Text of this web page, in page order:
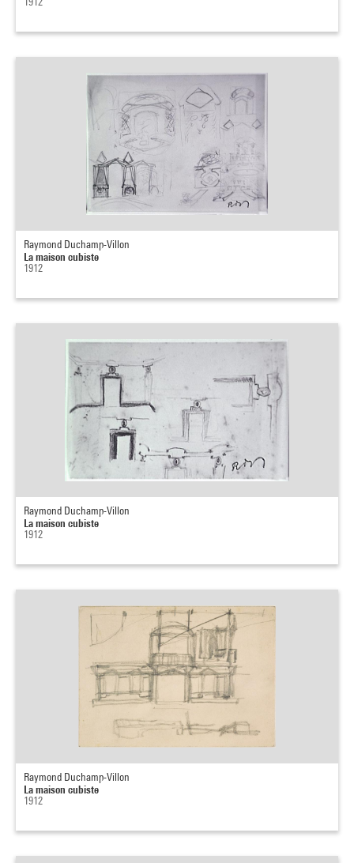
Raymond Duchamp-Villon
La maison cubiste
1912
Raymond Duchamp-Villon
La maison cubiste
1912
Raymond Duchamp-Villon
La maison cubiste
1912